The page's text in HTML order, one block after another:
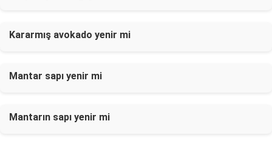
Kararmış avokado yenir mi
Mantar sapı yenir mi
Mantarın sapı yenir mi